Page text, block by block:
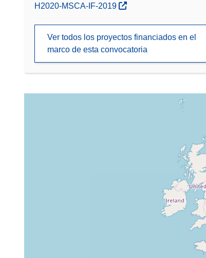
(se abrirá en una nueva ventana)
H2020-MSCA-IF-2019
Ver todos los proyectos financiados en el
marco de esta convocatoria